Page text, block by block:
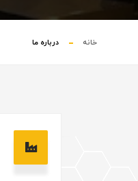
خانه درباره ما